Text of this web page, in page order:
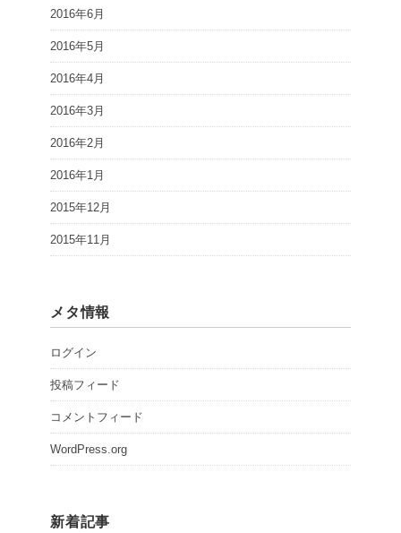
2016年6月
2016年5月
2016年4月
2016年3月
2016年2月
2016年1月
2015年12月
2015年11月
メタ情報
ログイン
投稿フィード
コメントフィード
WordPress.org
新着記事